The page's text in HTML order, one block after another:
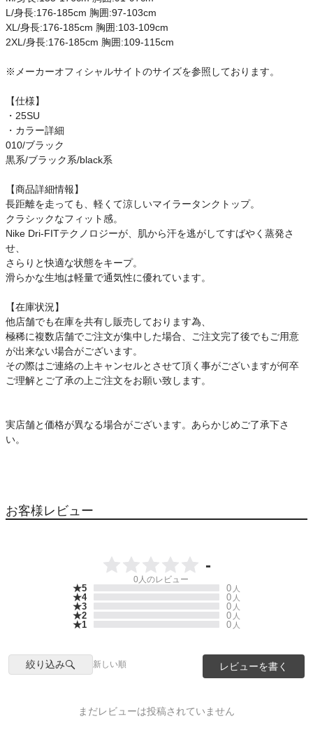
アウトレットセール
スタッフコーディネート
L/身長:176-185cm 胸囲:97-103cm
XL/身長:176-185cm 胸囲:103-109cm
2XL/身長:176-185cm 胸囲:109-115cm
※メーカーオフィシャルサイトのサイズを参照しております。
【仕様】
・25SU
・カラー詳細
010/ブラック
黒系/ブラック系/black系
【商品詳細情報】
長距離を走っても、軽くて涼しいマイラータンクトップ。
クラシックなフィット感。
Nike Dri-FITテクノロジーが、肌から汗を逃がしてすばやく蒸発さ
せ、
さらりと快適な状態をキープ。
滑らかな生地は軽量で通気性に優れています。
【在庫状況】
他店舗でも在庫を共有し販売しております為、
極稀に複数店舗でご注文が集中した場合、ご注文完了後でもご用意
が出来ない場合がございます。
その際はご連絡の上キャンセルとさせて頂く事がございますが何卒
ご理解とご了承の上ご注文をお願い致します。
実店舗と価格が異なる場合がございます。あらかじめご了承下さ
い。
お客様レビュー
-
0 人のレビュー
★5 0 人
★4 0 人
★3 0 人
★2 0 人
★1 0 人
絞り込み 新しい順 レビューを書く
まだレビューは投稿されていません